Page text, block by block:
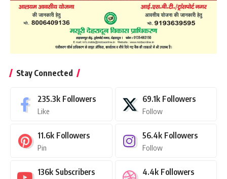
Stay Connected
235.3k Followers
Like
69.1k Followers
Follow
11.6k Followers
Pin
56.4k Followers
Follow
136k Subscribers 4.4k Followers